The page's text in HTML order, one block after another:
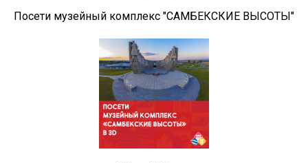
Посети музейный комплекс "САМБЕКСКИЕ ВЫСОТЫ"